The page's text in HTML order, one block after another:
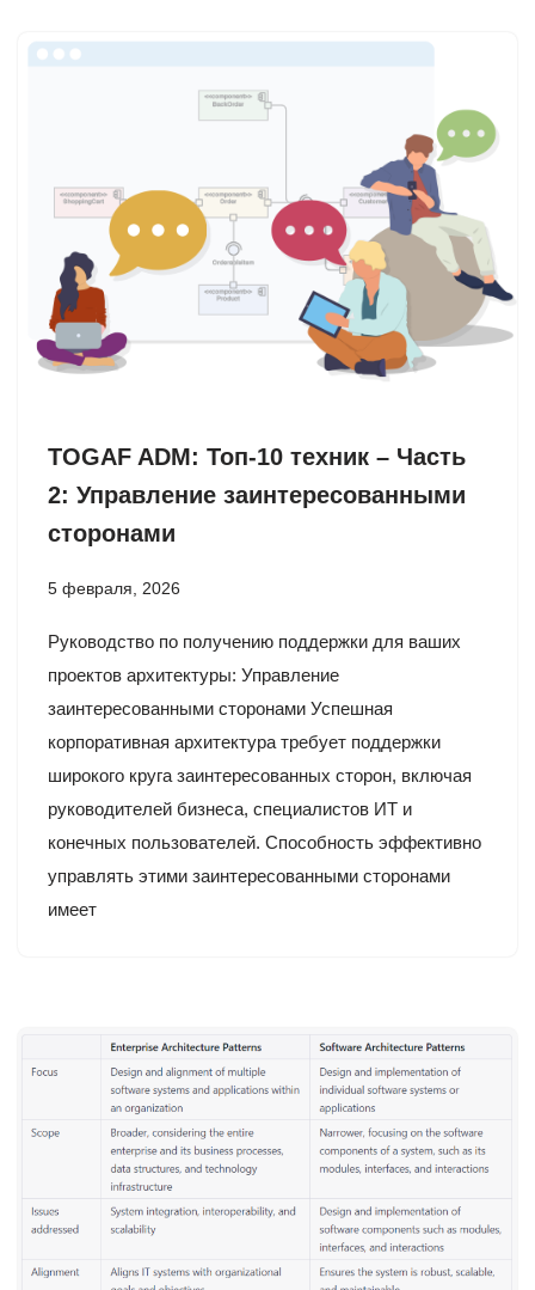
TOGAF ADM: Топ-10 техник – Часть
2: Управление заинтересованными
сторонами
5 февраля, 2026
Руководство по получению поддержки для ваших
проектов архитектуры: Управление
заинтересованными сторонами Успешная
корпоративная архитектура требует поддержки
широкого круга заинтересованных сторон, включая
руководителей бизнеса, специалистов ИТ и
конечных пользователей. Способность эффективно
управлять этими заинтересованными сторонами
имеет